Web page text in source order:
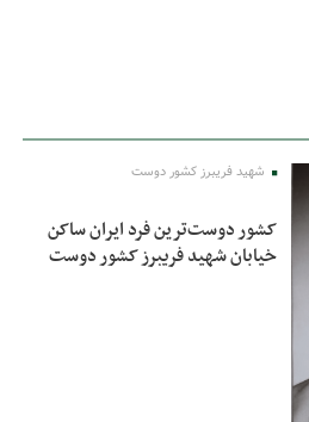
شهید فریبرز کشور دوست
کشور دوست‌ترین فرد ایران ساکن
خیابان شهید فریبرز کشور دوست